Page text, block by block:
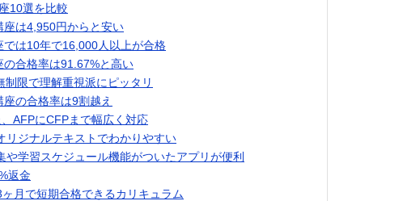
10選を比較
座は4,950円からと安い
は10年で16,000人以上が合格
合格率は91.67%と高い
制限で理解重視派にピッタリ
の合格率は9割越え
AFPにCFPまで幅広く対応
リジナルテキストでわかりやすい
や学習スケジュール機能がついたアプリが便利
返金
月で短期合格できるカリキュラム